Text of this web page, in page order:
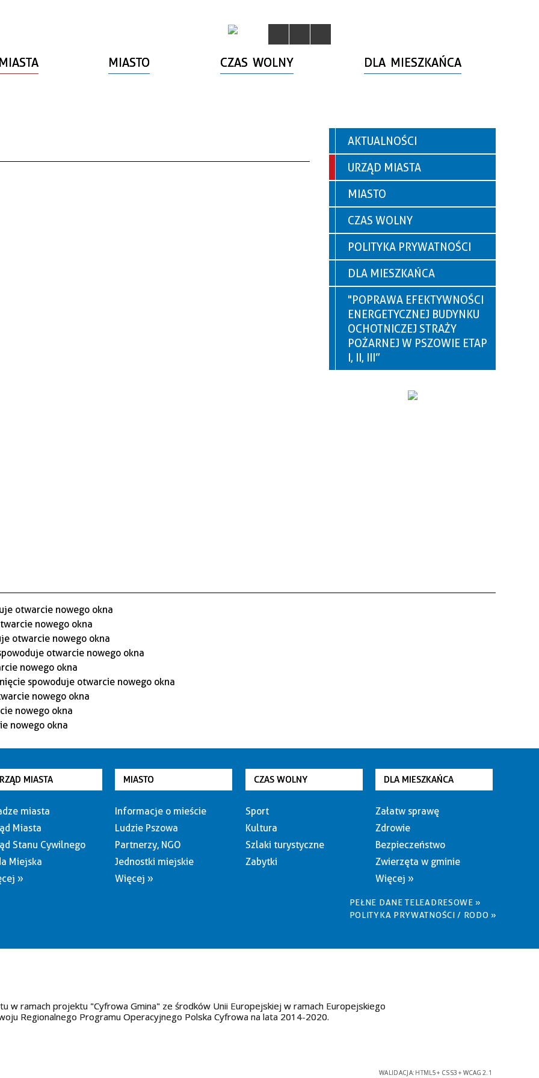
MIASTO CZAS WOLNY DLA MIESZKAŃCA
AKTUALNOŚCI
URZĄD MIASTA
MIASTO
CZAS WOLNY
POLITYKA PRYWATNOŚCI
DLA MIESZKAŃCA
"POPRAWA EFEKTYWNOŚCI
ENERGETYCZNEJ BUDYNKU
OCHOTNICZEJ STRAŻY
POŻARNEJ W PSZOWIE ETAP
I, II, III”
MIASTA
miasta
Miasta
Stanu Cywilnego
Miejska
»
MIASTO
Informacje o mieście
Ludzie Pszowa
Partnerzy, NGO
Jednostki miejskie
Więcej »
CZAS WOLNY
Sport
Kultura
Szlaki turystyczne
Zabytki
DLA MIESZKAŃCA
Załatw sprawę
Zdrowie
Bezpieczeństwo
Zwierzęta w gminie
Więcej »
PEŁNE DANE TELEADRESOWE »
POLITYKA PRYWATNOŚCI / RODO »
w ramach projektu "Cyfrowa Gmina" ze środków Unii Europejskiej w ramach Europejskiego
Regionalnego Programu Operacyjnego Polska Cyfrowa na lata 2014-2020.
WALIDACJA: HTML5+ CSS3 + WCAG 2.1